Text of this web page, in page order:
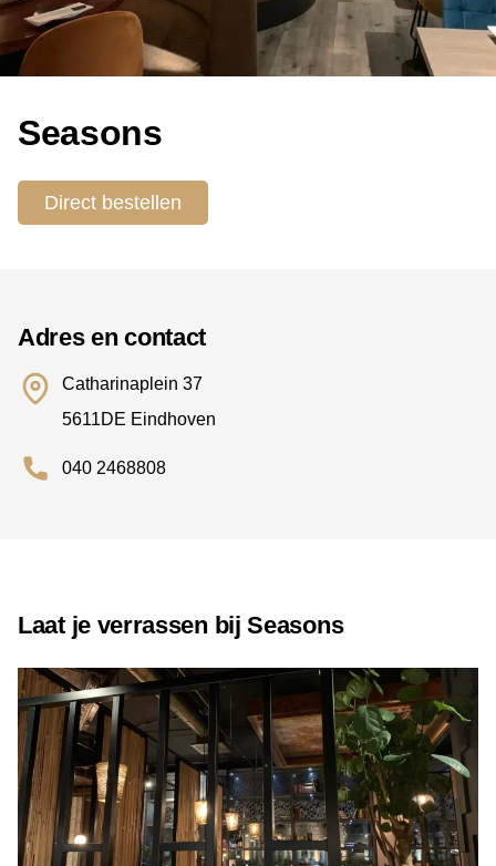
Seasons
Direct bestellen
Adres en contact
Catharinaplein 37
5611DE Eindhoven
040 2468808
Laat je verrassen bij Seasons